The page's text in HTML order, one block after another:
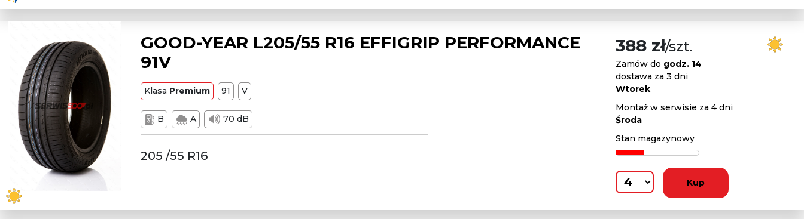
GOOD-YEAR L205/55 R16 EFFIGRIP PERFORMANCE
91V
Klasa Premium 91 V
B A 70 dB
205 /55 R16
388 zł/szt.
Zamów do godz. 14
dostawa za 3 dni
Wtorek
Montaż w serwisie za 4 dni
Środa
Stan magazynowy
Kup